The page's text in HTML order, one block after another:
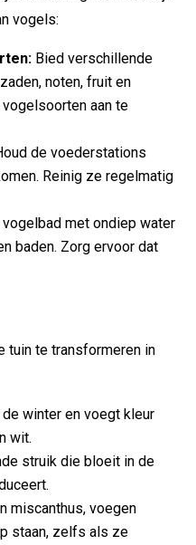
vogels:
Bied verschillende
noten, fruit en
aan te
de voederstations
Reinig ze regelmatig
met ondiep water
baden. Zorg ervoor dat
tuin te transformeren in
winter en voegt kleur
wit.
struik die bloeit in de
miscanthus, voegen
staan, zelfs als ze